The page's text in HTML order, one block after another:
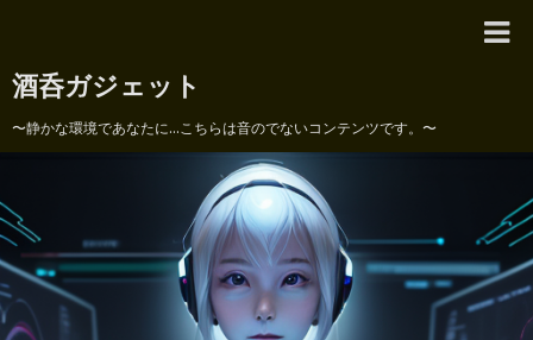
酒呑ガジェット
〜静かな環境であなたに...こちらは音のでないコンテンツです。〜